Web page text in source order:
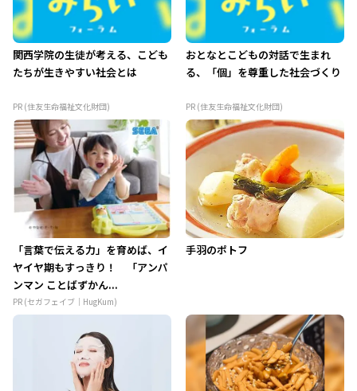
関西学院の生徒が考える、こども
たちが生きやすい社会とは
PR (住友生命福祉文化財団)
おとなとこどもの対話で生まれ
る、「個」を尊重した社会づくり
PR (住友生命福祉文化財団)
「言葉で伝える力」を育めば、イ
ヤイヤ期もすっきり！ 「アンパ
ンマン ことばずかん...
PR (セガフェイブ｜HugKum)
手羽のポトフ